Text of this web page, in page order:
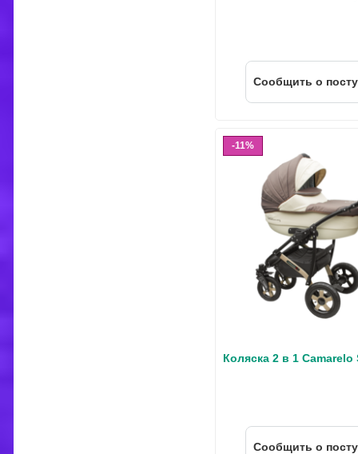
Cообщить о
11%
Коляска 2 в 1 Camarelo
Cообщить о